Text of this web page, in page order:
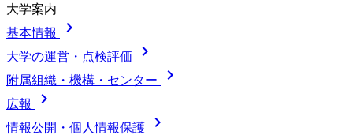
大学案内
基本情報
chevron_right
大学の運営・点検評価 chevron_right
附属組織・機構・センター chevron_right
広報 chevron_right
情報公開・個人情報保護 chevron_right